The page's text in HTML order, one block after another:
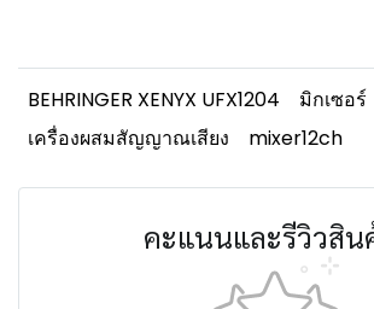
BEHRINGER XENYX UFX1204
มิกเซอร์
เครื่องผสมสัญญาณเสียง
mixer12ch
คะแนนและรีวิวสิน